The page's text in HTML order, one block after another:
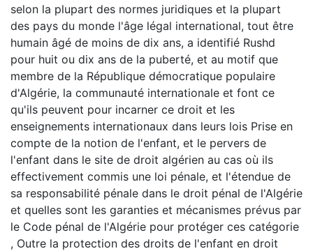
selon la plupart des normes juridiques et la plupart
des pays du monde l'âge légal international, tout être
humain âgé de moins de dix ans, a identifié Rushd
pour huit ou dix ans de la puberté, et au motif que
membre de la République démocratique populaire
d'Algérie, la communauté internationale et font ce
qu'ils peuvent pour incarner ce droit et les
enseignements internationaux dans leurs lois Prise en
compte de la notion de l'enfant, et le pervers de
l'enfant dans le site de droit algérien au cas où ils
effectivement commis une loi pénale, et l'étendue de
sa responsabilité pénale dans le droit pénal de l'Algérie
et quelles sont les garanties et mécanismes prévus par
le Code pénal de l'Algérie pour protéger ces catégorie
, Outre la protection des droits de l'enfant en droit